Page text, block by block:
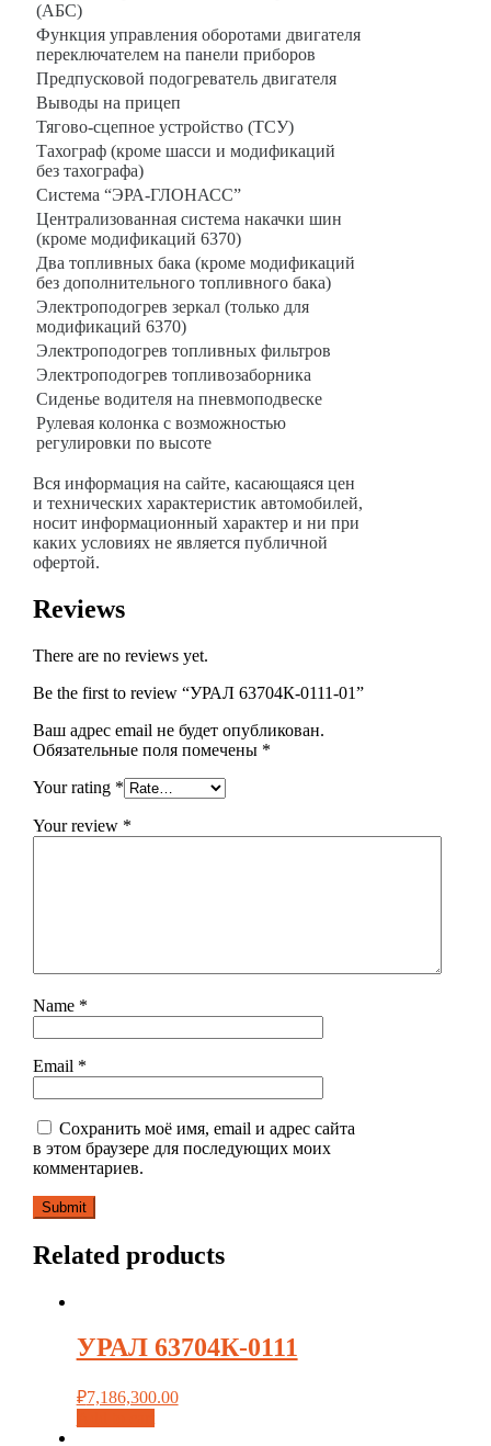
(АБС)
Функция управления оборотами двигателя
переключателем на панели приборов
Предпусковой подогреватель двигателя
Выводы на прицеп
Тягово-сцепное устройство (ТСУ)
Тахограф (кроме шасси и модификаций
без тахографа)
Система “ЭРА-ГЛОНАСС”
Централизованная система накачки шин
(кроме модификаций 6370)
Два топливных бака (кроме модификаций
без дополнительного топливного бака)
Электроподогрев зеркал (только для
модификаций 6370)
Электроподогрев топливных фильтров
Электроподогрев топливозаборника
Сиденье водителя на пневмоподвеске
Рулевая колонка с возможностью
регулировки по высоте
Вся информация на сайте, касающаяся цен
и технических характеристик автомобилей,
носит информационный характер и ни при
каких условиях не является публичной
офертой.
Reviews
There are no reviews yet.
Be the first to review “УРАЛ 63704К-0111-01”
Ваш адрес email не будет опубликован.
Обязательные поля помечены *
Your rating *
Your review *
Name *
Email *
Сохранить моё имя, email и адрес сайта
в этом браузере для последующих моих
комментариев.
Related products
УРАЛ 63704К-0111
₽7,186,300.00